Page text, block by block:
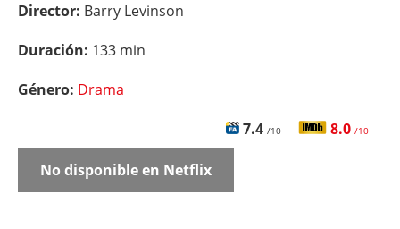
Director: Barry Levinson
Duración: 133 min
Género: Drama
7.4 /10 8.0 /10
No disponible en Netflix